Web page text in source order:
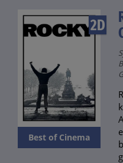
2D
Best of Cinema